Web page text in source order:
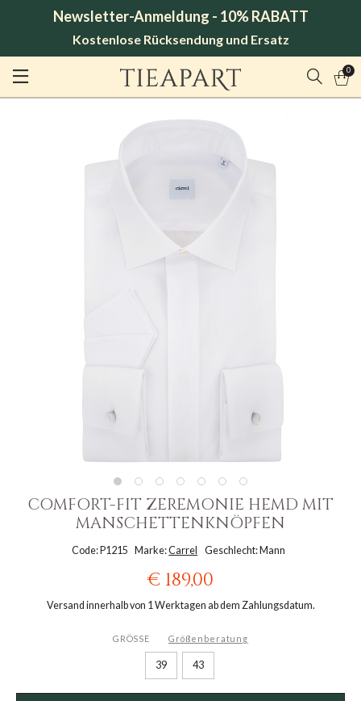
Newsletter-Anmeldung - 10% RABATT
Kostenlose Rücksendung und Ersatz
0
COMFORT-FIT ZEREMONIE HEMD MIT
MANSCHETTENKNÖPFEN
Code: P1215 Marke:Carrel Geschlecht: Mann
€ 189,00
Versand innerhalb von 1 Werktagen ab dem Zahlungsdatum.
GRÖSSE Größenberatung
39 43